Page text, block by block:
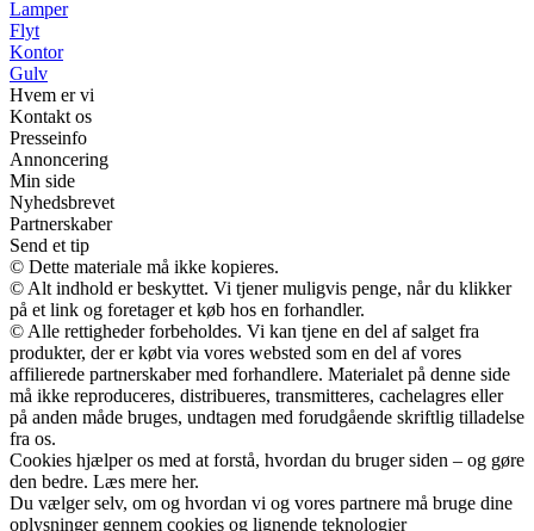
Lamper
Flyt
Kontor
Gulv
Hvem er vi
Kontakt os
Presseinfo
Annoncering
Min side
Nyhedsbrevet
Partnerskaber
Send et tip
© Dette materiale må ikke kopieres.
© Alt indhold er beskyttet. Vi tjener muligvis penge, når du klikker
på et link og foretager et køb hos en forhandler.
© Alle rettigheder forbeholdes. Vi kan tjene en del af salget fra
produkter, der er købt via vores websted som en del af vores
affilierede partnerskaber med forhandlere. Materialet på denne side
må ikke reproduceres, distribueres, transmitteres, cachelagres eller
på anden måde bruges, undtagen med forudgående skriftlig tilladelse
fra os.
Cookies hjælper os med at forstå, hvordan du bruger siden – og gøre
den bedre. Læs mere her.
Du vælger selv, om og hvordan vi og vores partnere må bruge dine
oplysninger gennem cookies og lignende teknologier